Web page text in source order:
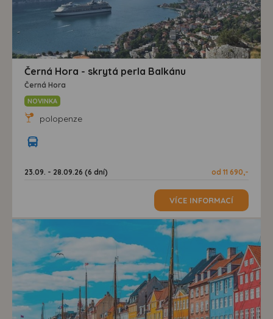
Černá Hora - skrytá perla Balkánu
Černá Hora
NOVINKA
polopenze
23.09. - 28.09.26 (6 dní) od 11 690,-
VÍCE INFORMACÍ